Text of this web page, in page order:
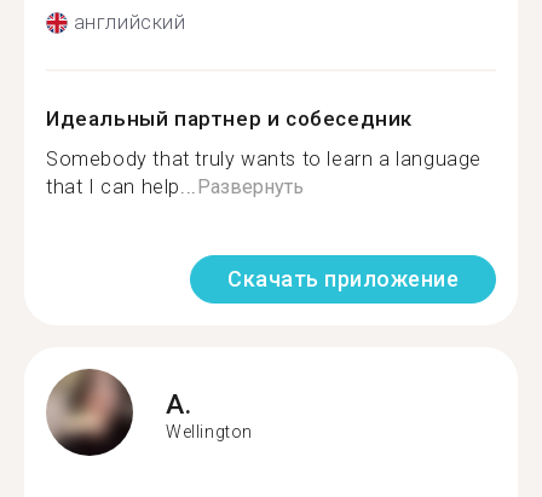
английский
Идеальный партнер и собеседник
Somebody that truly wants to learn a language
that I can help...Развернуть
Скачать приложение
A.
Wellington